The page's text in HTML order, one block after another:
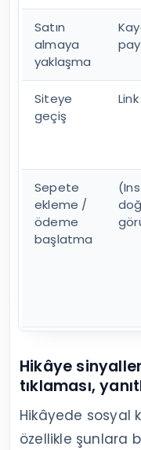
Satın
almaya
yaklaşma
Siteye
geçiş
Sepete
ekleme /
ödeme
başlatma
Hikâye
tıklaması,
Hikâyede sosyal
özellikle şunlara